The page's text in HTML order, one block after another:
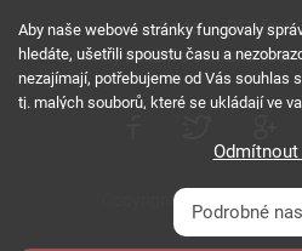
O nás RSS feed
Podmínky použití a ochrana
Copyright © 2000 - 2026
Všechna práva
Aby naše webové stránky fungovaly
hledáte, ušetřili spoustu času a
nezajímají, potřebujeme od Vás souhlas
tj. malých souborů, které se ukládají ve
Odmítnout
Podrobné